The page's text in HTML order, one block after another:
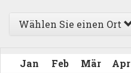
Wählen Sie einen Ort
Jan Feb Mär Apr